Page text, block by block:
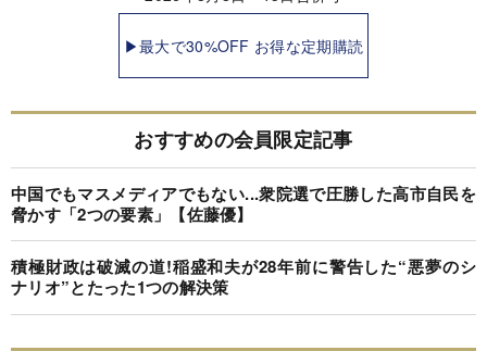
▶最大で30%OFF お得な定期購読
おすすめの会員限定記事
中国でもマスメディアでもない...衆院選で圧勝した高市自民を
脅かす「2つの要素」【佐藤優】
積極財政は破滅の道!稲盛和夫が28年前に警告した“悪夢のシ
ナリオ”とたった1つの解決策